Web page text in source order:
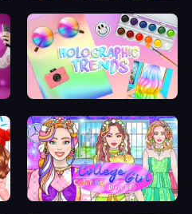
Holographic Trends
College Girl Coloring Dress Up